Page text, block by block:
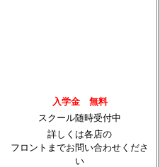
入学金 無料
スクール随時受付中
詳しくは各店の
フロントまでお問い合わせくださ
い